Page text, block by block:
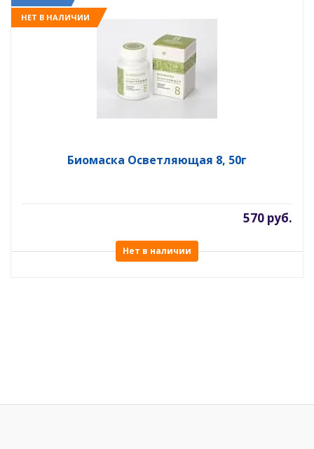
НЕТ В НАЛИЧИИ
Биомаска Осветляющая 8, 50г
570 руб.
Нет в наличии